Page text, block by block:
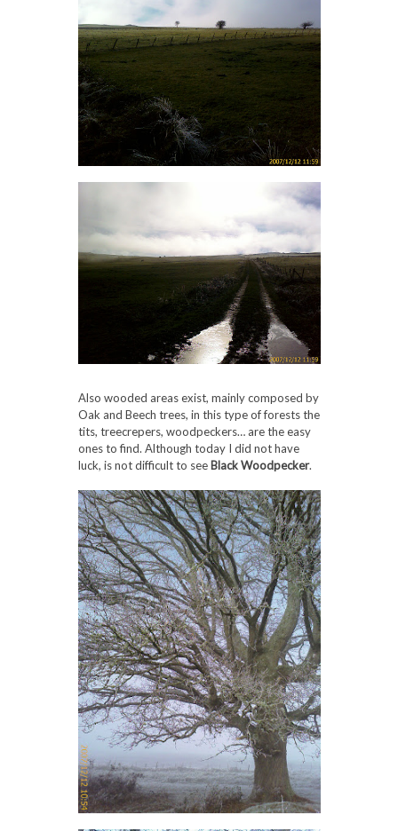
Also wooded areas exist, mainly composed by
Oak and Beech trees, in this type of forests the
tits, treecrepers, woodpeckers… are the easy
ones to find. Although today I did not have
luck, is not difficult to seeBlack Woodpecker.